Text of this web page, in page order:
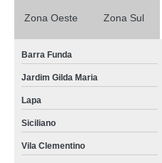
Zona Oeste Zona Sul
Barra Funda
Jardim Gilda Maria
Lapa
Siciliano
Vila Clementino